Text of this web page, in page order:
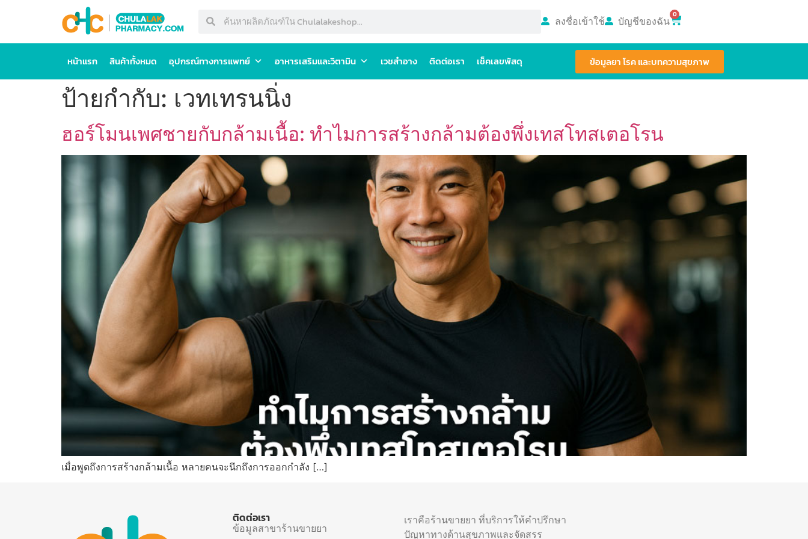
ลงชื่อเข้าใช้ บัญชีของฉัน 0
หน้าแรก สินค้าทั้งหมด อุปกรณ์ทางการแพทย์ อาหารเสริมและวิตามิน เวชสำอาง ติดต่อเรา เช็คเลขพัสดุ ข้อมูลยา โรค และบทความสุขภาพ
ป้ายกำกับ: เวทเทรนนิ่ง
ฮอร์โมนเพศชายกับกล้ามเนื้อ: ทำไมการสร้างกล้ามต้องพึ่งเทสโทสเตอโรน
เมื่อพูดถึงการสร้างกล้ามเนื้อ หลายคนจะนึกถึงการออกกำลัง […]
ติดต่อเรา
ข้อมูลสาขาร้านขายยา
เราคือร้านขายยา ที่บริการให้คำปรึกษา
ปัญหาทางด้านสุขภาพและจัดสรร